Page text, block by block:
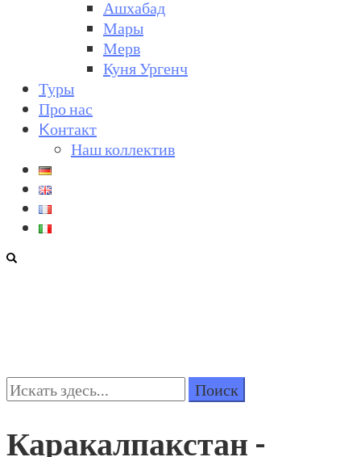
Ашхабад
Мары
Мерв
Куня Ургенч
Туры
Про нас
Kонтакт
Наш коллектив
Поиск:
Каракалпакстан -